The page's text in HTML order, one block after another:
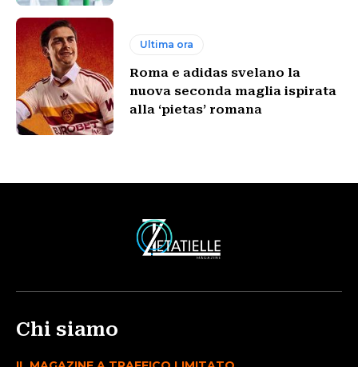
Ultima ora
Roma e adidas svelano la
nuova seconda maglia ispirata
alla ‘pietas’ romana
Chi siamo